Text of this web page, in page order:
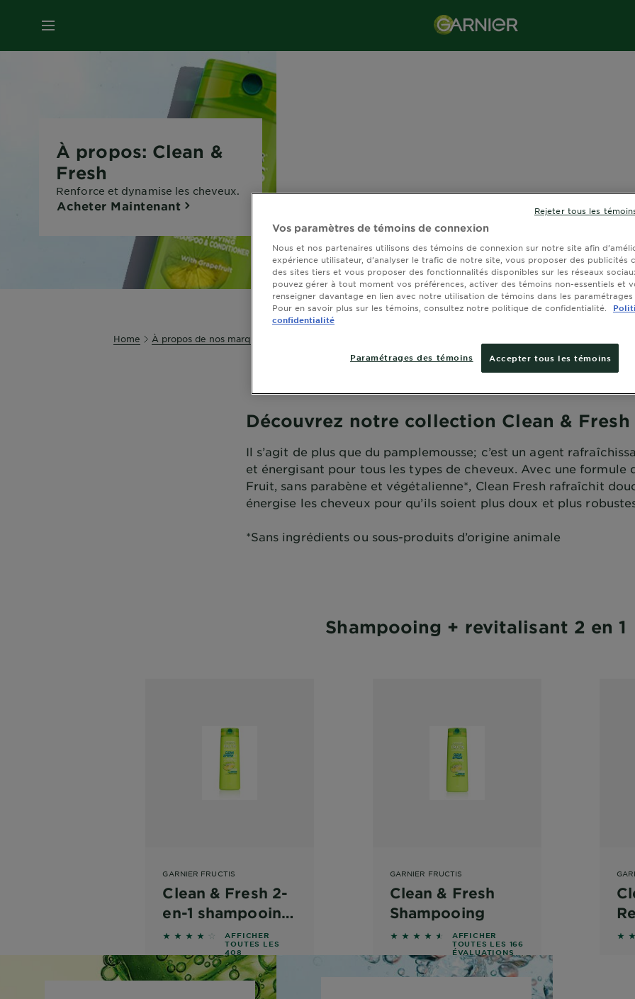
MENU
À propos: Clean &
Fresh
Renforce et dynamise les cheveux.
Acheter Maintenant
Home À propos de nos marques
Découvrez notre collection Clean & Fresh
Il s’agit de plus que du pamplemousse; c’est un agent
et énergisant pour tous les types de cheveux. Avec une formule
Fruit, sans parabène et végétalienne*, Clean Fresh rafraîchit
énergise les cheveux pour qu’ils soient plus doux et plus
*Sans ingrédients ou sous-produits d’origine animale
Shampooing + revitalisant 2 en 1
GARNIER FRUCTIS
Clean & Fresh 2-
en-1 shampooing
et revitalisant
4.1005 out of 5 stars based on reviews
AFFICHER
TOUTES LES
408
ÉVALUATIONS
GARNIER FRUCTIS
Clean & Fresh
Shampooing
4.4699 out of 5 stars based on reviews
AFFICHER
TOUTES LES 166
ÉVALUATIONS
Vos paramètres de témoins de connexion
Nous et nos partenaires utilisons des témoins de connexion sur notre site afin
expérience utilisateur, d’analyser le trafic de notre site, vous proposer des publicités
des sites tiers et vous proposer des fonctionnalités disponibles sur les réseaux
pouvez gérer à tout moment vos préférences, activer des témoins non-essentiels et
renseigner davantage en lien avec notre utilisation de témoins dans les
Pour en savoir plus sur les témoins, consultez notre politique de confidentialité.
confidentialité
Accepter tous les témoins
Paramétrages des témoins
Rejeter tous les